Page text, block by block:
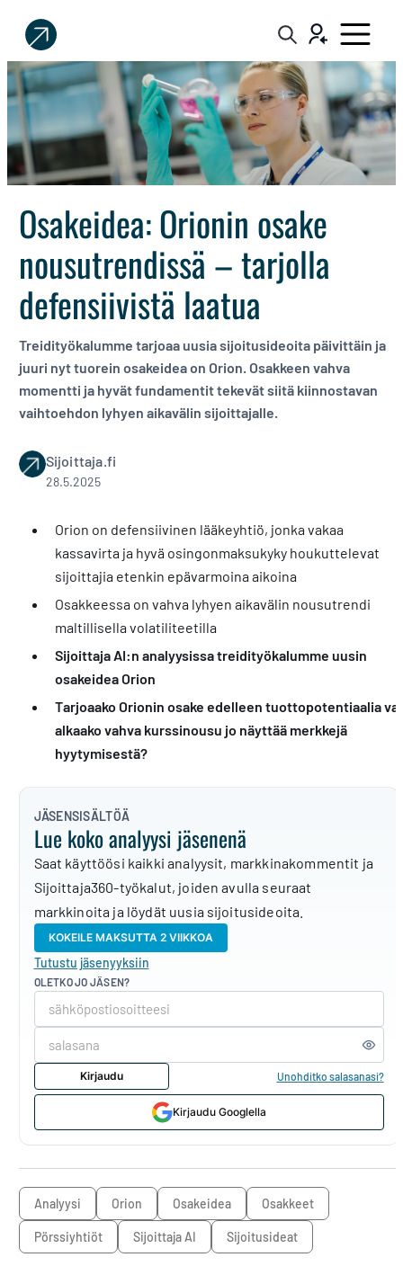
Sijoittaja.fi
Tee
parempia
sijoituspäätöksiä
Osakeidea: Orionin osake
nousutrendissä – tarjolla
defensiivistä laatua
Treidityökalumme tarjoaa uusia sijoitusideoita päivittäin ja
juuri nyt tuorein osakeidea on Orion. Osakkeen vahva
momentti ja hyvät fundamentit tekevät siitä kiinnostavan
vaihtoehdon lyhyen aikavälin sijoittajalle.
Sijoittaja.fi
28.5.2025
Orion on defensiivinen lääkeyhtiö, jonka vakaa
kassavirta ja hyvä osingonmaksukyky houkuttelevat
sijoittajia etenkin epävarmoina aikoina
Osakkeessa on vahva lyhyen aikavälin nousutrendi
maltillisella volatiliteetilla
Sijoittaja AI:n analyysissa treidityökalumme uusin
osakeideaOrion
Tarjoaako Orionin osake edelleen tuottopotentiaalia vai
alkaako vahva kurssinousu jo näyttää merkkejä
hyytymisestä?
JÄSENSISÄLTÖÄ
Lue koko analyysi jäsenenä
Saat käyttöösi kaikki analyysit, markkinakommentit ja
Sijoittaja360-työkalut, joiden avulla seuraat
markkinoita ja löydät uusia sijoitusideoita.
KOKEILE MAKSUTTA 2 VIIKKOA
Tutustu jäsenyyksiin
OLETKO JO JÄSEN?
Kirjaudu Unohditko salasanasi?
Kirjaudu Googlella
analyysi Orion osakeidea osakkeet
pörssiyhtiöt Sijoittaja AI sijoitusideat